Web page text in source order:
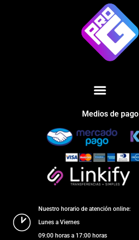
Medios de pago
Nuestro horario de atención online:
Lunes a Viernes
09:00 horas a 17:00 horas